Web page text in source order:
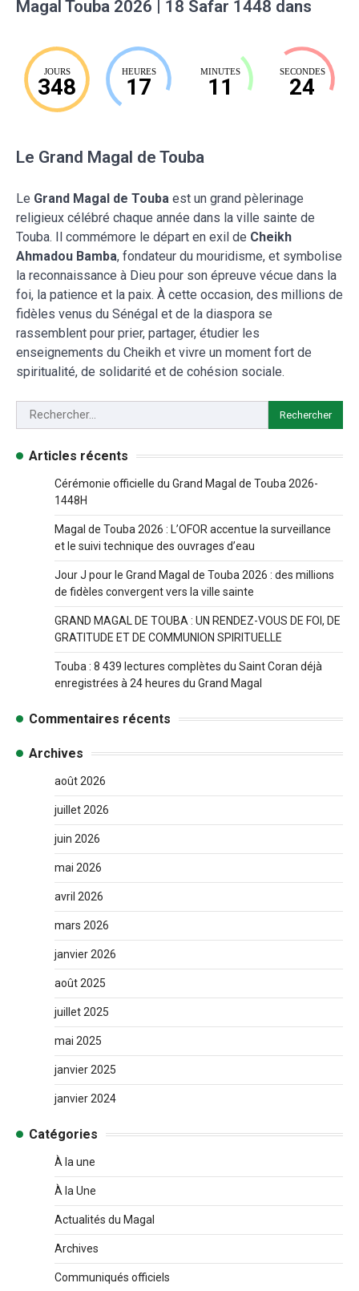
Magal Touba 2026 | 18 Safar 1448 dans
JOURS
348
HEURES
17
MINUTES
11
SECONDES
23
Le Grand Magal de Touba
Le Grand Magal de Touba est un grand pèlerinage
religieux célébré chaque année dans la ville sainte de
Touba. Il commémore le départ en exil de Cheikh
Ahmadou Bamba, fondateur du mouridisme, et symbolise
la reconnaissance à Dieu pour son épreuve vécue dans la
foi, la patience et la paix. À cette occasion, des millions de
fidèles venus du Sénégal et de la diaspora se
rassemblent pour prier, partager, étudier les
enseignements du Cheikh et vivre un moment fort de
spiritualité, de solidarité et de cohésion sociale.
Articles récents
Cérémonie officielle du Grand Magal de Touba 2026-
1448H
Magal de Touba 2026 : L’OFOR accentue la surveillance
et le suivi technique des ouvrages d’eau
Jour J pour le Grand Magal de Touba 2026 : des millions
de fidèles convergent vers la ville sainte
GRAND MAGAL DE TOUBA : UN RENDEZ-VOUS DE FOI, DE
GRATITUDE ET DE COMMUNION SPIRITUELLE
Touba : 8 439 lectures complètes du Saint Coran déjà
enregistrées à 24 heures du Grand Magal
Commentaires récents
Archives
août 2026
juillet 2026
juin 2026
mai 2026
avril 2026
mars 2026
janvier 2026
août 2025
juillet 2025
mai 2025
janvier 2025
janvier 2024
Catégories
À la une
À la Une
Actualités du Magal
Archives
Communiqués officiels